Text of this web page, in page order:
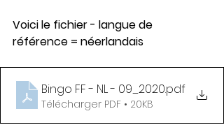
Voici le fichier - langue de
référence = néerlandais
Bingo FF - NL - 09_2020.pdf
Télécharger PDF • 20KB